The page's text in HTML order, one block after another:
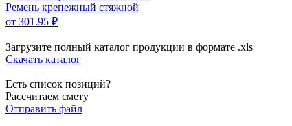
Ремень крепежный стяжной
от 301.95 ₽
Загрузите полный каталог продукции в формате .xls
Скачать каталог
Есть список позиций?
Рассчитаем смету
Отправить файл